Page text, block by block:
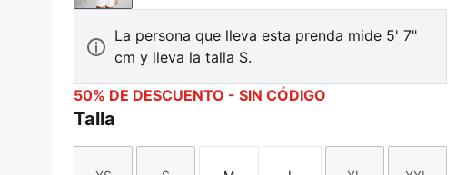
La persona que lleva esta prenda mide 5' 7"
cm y lleva la talla S.
50% DE DESCUENTO - SIN CÓDIGO
Talla